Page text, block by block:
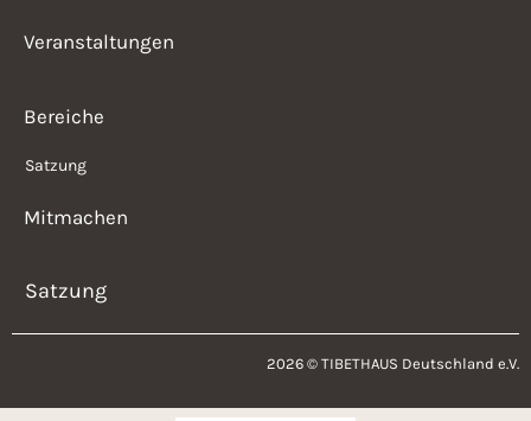
Veranstaltungen
Bereiche
Satzung
Mitmachen
Satzung
2026 © TIBETHAUS Deutschland e.V.